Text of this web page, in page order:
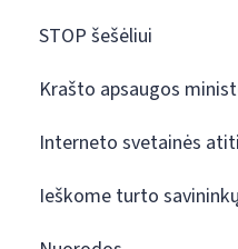
STOP šešėliui
Krašto apsaugos
Interneto svetainės
Ieškome turto savininkų